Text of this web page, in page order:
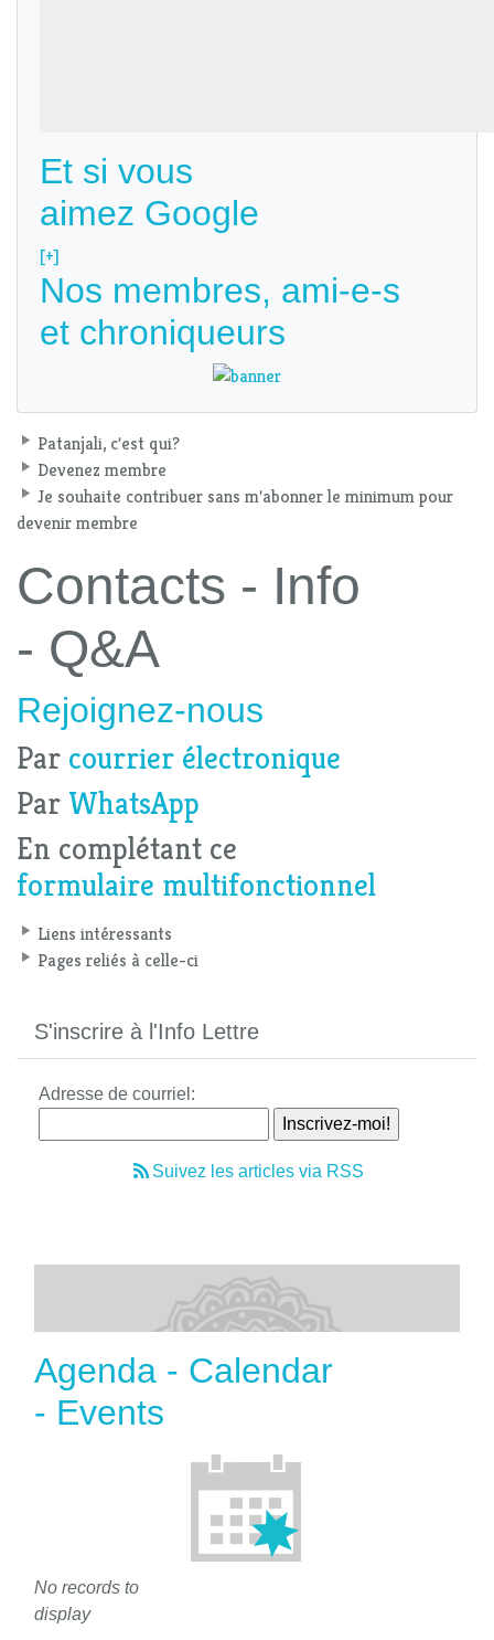
Et si vous
aimez Google
[+]
Nos membres, ami-e-s
et chroniqueurs
Patanjali, c'est qui?
Devenez membre
Je souhaite contribuer sans m'abonner le minimum pour
devenir membre
Contacts - Info
- Q&A
Rejoignez-nous
Par courrier électronique
Par WhatsApp
En complétant ce
formulaire multifonctionnel
Liens intéressants
Pages reliés à celle-ci
S'inscrire à l'Info Lettre
Adresse de courriel:
Suivez les articles via RSS
Agenda - Calendar
- Events
No records to
display